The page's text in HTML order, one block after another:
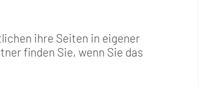
ihre Seiten in eigener
finden Sie, wenn Sie das